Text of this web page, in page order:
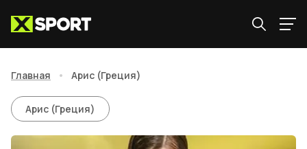
Главная • Арис (Греция)
Арис (Греция)
Арис (Греция)